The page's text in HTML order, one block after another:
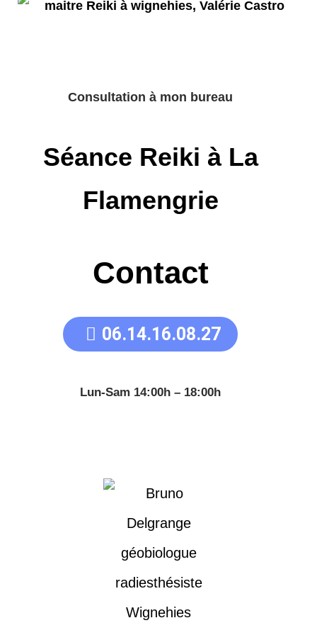
Consultation à mon bureau
Séance Reiki à La
Flamengrie
Contact
06.14.16.08.27
Lun-Sam 14:00h – 18:00h